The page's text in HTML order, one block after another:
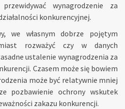
wynagrodzenie za
konkurencyjnej.
we własnym dobrze pojętym
rozważyć czy w danych
ustalenie wynagrodzenia za
Czasem może się bowiem
może być relatywnie mniej
pozbawienie ochrony wskutek
zakazu konkurencji.